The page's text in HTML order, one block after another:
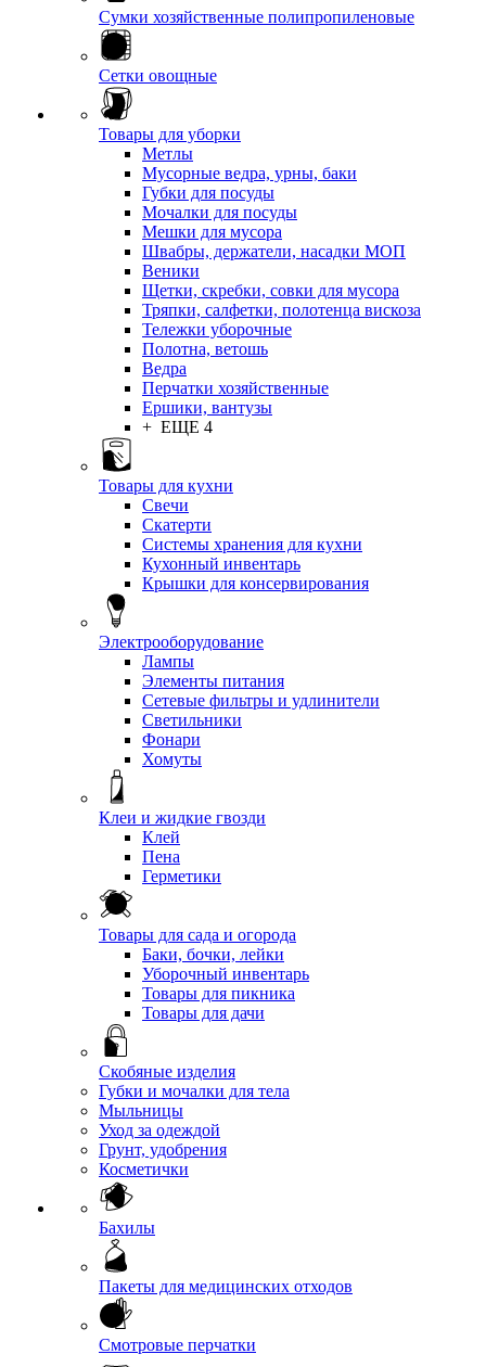
Сумки хозяйственные полипропиленовые
Сетки овощные
Товары для уборки
Метлы
Мусорные ведра, урны, баки
Губки для посуды
Мочалки для посуды
Мешки для мусора
Швабры, держатели, насадки МОП
Веники
Щетки, скребки, совки для мусора
Тряпки, салфетки, полотенца вискоза
Тележки уборочные
Полотна, ветошь
Ведра
Перчатки хозяйственные
Ершики, вантузы
+ ЕЩЕ 4
Товары для кухни
Свечи
Скатерти
Системы хранения для кухни
Кухонный инвентарь
Крышки для консервирования
Электрооборудование
Лампы
Элементы питания
Сетевые фильтры и удлинители
Светильники
Фонари
Хомуты
Клеи и жидкие гвозди
Клей
Пена
Герметики
Товары для сада и огорода
Баки, бочки, лейки
Уборочный инвентарь
Товары для пикника
Товары для дачи
Скобяные изделия
Губки и мочалки для тела
Мыльницы
Уход за одеждой
Грунт, удобрения
Косметички
Бахилы
Пакеты для медицинских отходов
Смотровые перчатки